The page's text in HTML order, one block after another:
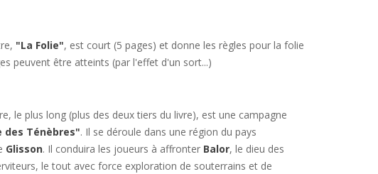
"La Folie", est court (5 pages) et donne les règles pour la folie
peuvent être atteints (par l'effet d'un sort...)
le plus long (plus des deux tiers du livre), est une campagne
des Ténèbres". Il se déroule dans une région du pays
Glisson. Il conduira les joueurs à affronter Balor, le dieu des
le tout avec force exploration de souterrains et de